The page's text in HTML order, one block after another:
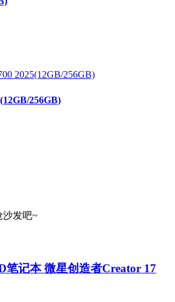
256GB)
沙发吧~
记本 微星创造者Creator 17